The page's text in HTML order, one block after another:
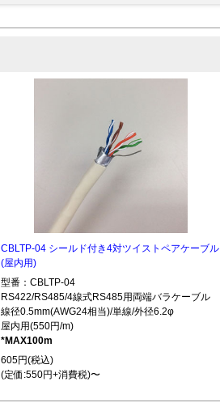
CBLTP-04 シールド付き4対ツイストペアケーブル
(屋内用)
型番：CBLTP-04
RS422/RS485/4線式RS485用両端バラケーブル
線径0.5mm(AWG24相当)/単線/外径6.2φ
屋内用(550円/m)
*MAX100m
605円(税込)
(定価:550円+消費税)〜